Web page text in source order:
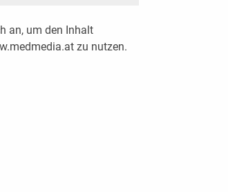
an, um den Inhalt
zu nutzen.